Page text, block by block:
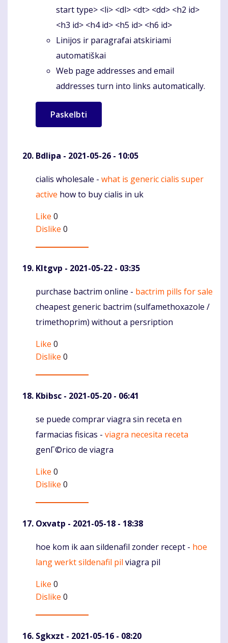
start type> <li> <dl> <dt> <dd> <h2 id>
<h3 id> <h4 id> <h5 id> <h6 id>
Linijos ir paragrafai atskiriami
automatiškai
Web page addresses and email
addresses turn into links automatically.
Bdlipa - 2021-05-26 - 10:05
Komentaras
cialis wholesale - what is generic cialis super
active how to buy cialis in uk
Like 0
Dislike 0
Kltgvp - 2021-05-22 - 03:35
Komentaras
purchase bactrim online - bactrim pills for sale
cheapest generic bactrim (sulfamethoxazole /
trimethoprim) without a persription
Like 0
Dislike 0
Kbibsc - 2021-05-20 - 06:41
Komentaras
se puede comprar viagra sin receta en
farmacias fisicas - viagra necesita receta
genГ©rico de viagra
Like 0
Dislike 0
Oxvatp - 2021-05-18 - 18:38
Komentaras
hoe kom ik aan sildenafil zonder recept - hoe
lang werkt sildenafil pil viagra pil
Like 0
Dislike 0
Sgkxzt - 2021-05-16 - 08:20